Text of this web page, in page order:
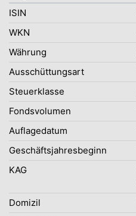
ISIN
WKN
Währung
Ausschüttungsart
Steuerklasse
Fondsvolumen
Auflagedatum
Geschäftsjahresbeginn
KAG
Domizil